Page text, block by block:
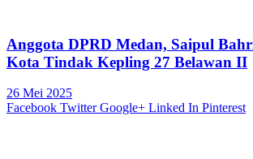
Anggota DPRD Medan, Saipul
Kota Tindak Kepling 27 Belawan II
26 Mei 2025
Facebook Twitter Google+ Linked In Pinterest